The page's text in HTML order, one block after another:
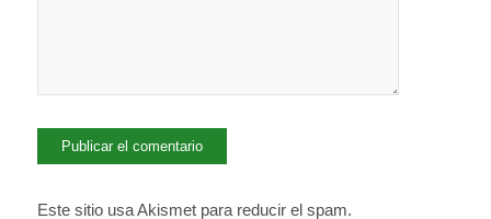
Este sitio usa Akismet para reducir el spam.